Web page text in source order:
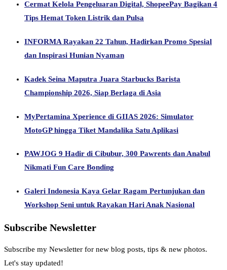
Cermat Kelola Pengeluaran Digital, ShopeePay Bagikan 4
Tips Hemat Token Listrik dan Pulsa
INFORMA Rayakan 22 Tahun, Hadirkan Promo Spesial
dan Inspirasi Hunian Nyaman
Kadek Seina Maputra Juara Starbucks Barista
Championship 2026, Siap Berlaga di Asia
MyPertamina Xperience di GIIAS 2026: Simulator
MotoGP hingga Tiket Mandalika Satu Aplikasi
PAWJOG 9 Hadir di Cibubur, 300 Pawrents dan Anabul
Nikmati Fun Care Bonding
Galeri Indonesia Kaya Gelar Ragam Pertunjukan dan
Workshop Seni untuk Rayakan Hari Anak Nasional
Subscribe Newsletter
Subscribe my Newsletter for new blog posts, tips & new photos.
Let's stay updated!